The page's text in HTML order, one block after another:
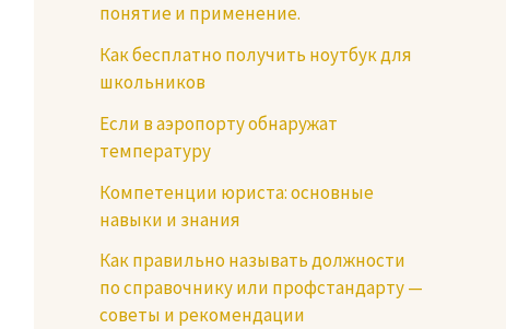
понятие и применение.
Как бесплатно получить ноутбук для
школьников
Если в аэропорту обнаружат
температуру
Компетенции юриста: основные
навыки и знания
Как правильно называть должности
по справочнику или профстандарту —
советы и рекомендации